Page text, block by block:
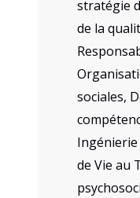
stratégie
de la
sociales,
de Vie au